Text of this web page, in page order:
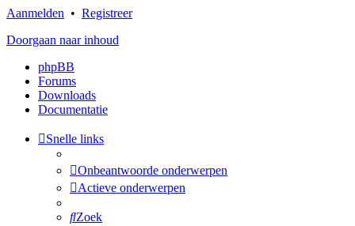
Aanmelden • Registreer
Doorgaan naar inhoud
phpBB
Forums
Downloads
Documentatie
Snelle links
Onbeantwoorde onderwerpen
Actieve onderwerpen
Zoek